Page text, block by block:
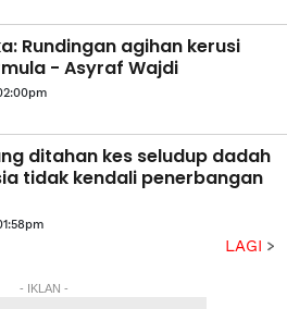
Rundingan agihan kerusi
- Asyraf Wajdi
ditahan kes seludup dadah
tidak kendali penerbangan
LAGI
- IKLAN -